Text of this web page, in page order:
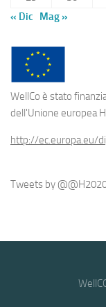
« Dic
Mag »
WellCo è stato
dell'Unione europea
http://ec.europa.eu/
Tweets by